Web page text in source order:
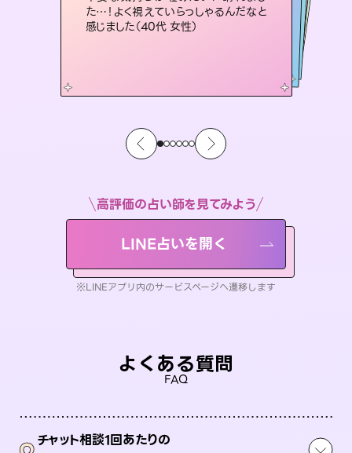
た…！よく視えていらっしゃるんだなと
感じました（40代 女性）
持ちを整えられます（30代 男性）
しゃるんだなと驚きです（30代女性）
打てて前向きになれます（40代）
た（50代 女性）
高評価の占い師を見てみよう
LINE占いを開く
※LINEアプリ内のサービスページへ遷移します
よくある質問
FAQ
チャット相談1回あたりの